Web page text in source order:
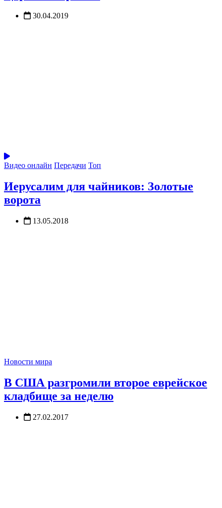
30.04.2019
Видео онлайн Передачи Топ
Иерусалим для чайников: Золотые
ворота
13.05.2018
Новости мира
В США разгромили второе еврейское
кладбище за неделю
27.02.2017